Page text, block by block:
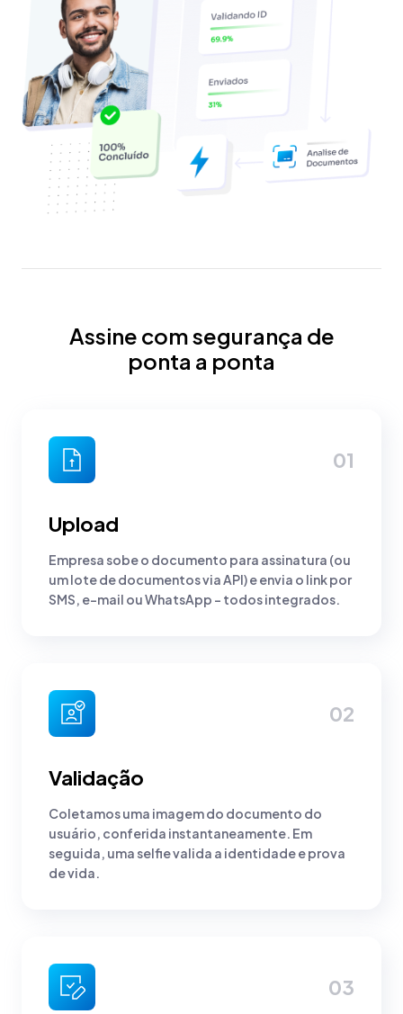
Assine com segurança de
ponta a ponta
01
Upload
Empresa sobe o documento para assinatura (ou
um lote de documentos via API) e envia o link por
SMS, e-mail ou WhatsApp - todos integrados.
02
Validação
Coletamos uma imagem do documento do
usuário, conferida instantaneamente. Em
seguida, uma selfie valida a identidade e prova
de vida.
03